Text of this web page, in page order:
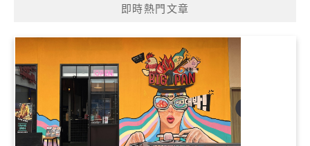
即時熱門文章